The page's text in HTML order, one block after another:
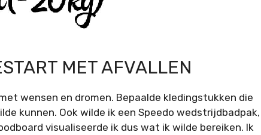
MET AFVALLEN
wensen en dromen. Bepaalde kledingstukken die
kunnen. Ook wilde ik een Speedo wedstrijdbadpak,
visualiseerde ik dus wat ik wilde bereiken. Ik